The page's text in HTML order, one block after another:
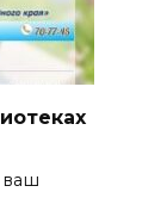
ваш